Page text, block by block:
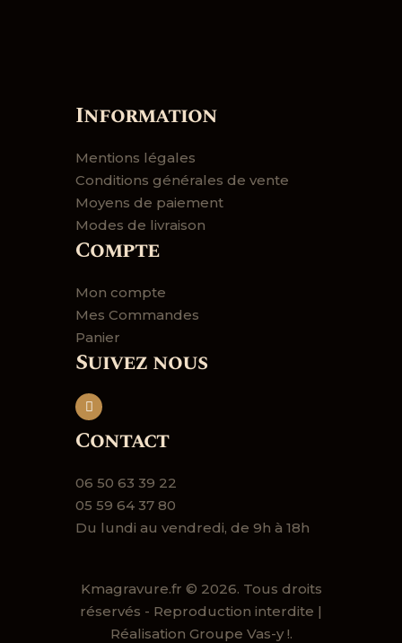
Information
Mentions légales
Conditions générales de vente
Moyens de paiement
Modes de livraison
Compte
Mon compte
Mes Commandes
Panier
Suivez nous
Contact
06 50 63 39 22
05 59 64 37 80
Du lundi au vendredi, de 9h à 18h
Kmagravure.fr © 2026. Tous droits
réservés - Reproduction interdite |
Réalisation Groupe Vas-y !.